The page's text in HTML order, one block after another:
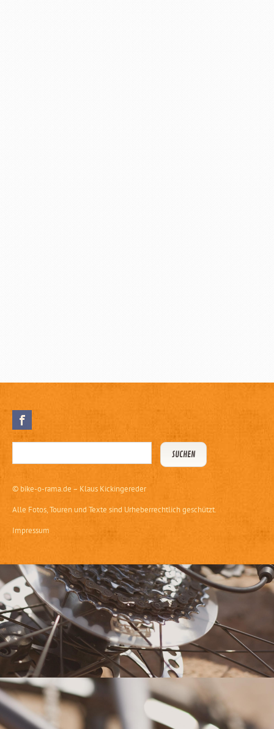
© bike-o-rama.de – Klaus Kickingereder
Alle Fotos, Touren und Texte sind Urheberrechtlich geschützt.
Impressum